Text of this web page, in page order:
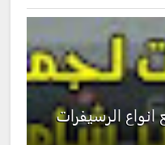
الرسيفرات